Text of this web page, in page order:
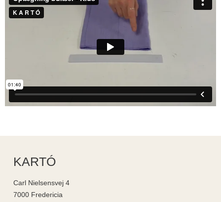
KARTÓ
Carl Nielsensvej 4
7000 Fredericia